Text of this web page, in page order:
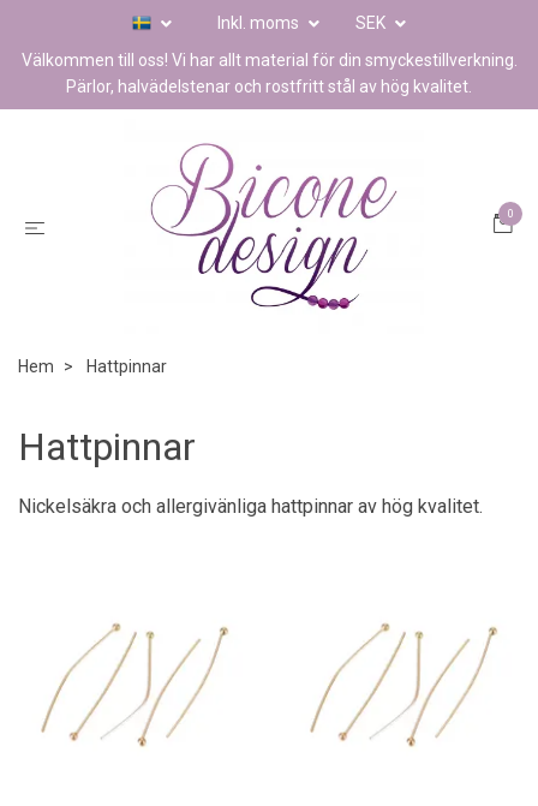
Inkl. moms
SEK
Välkommen till oss! Vi har allt material för din smyckestillverkning.
Pärlor, halvädelstenar och rostfritt stål av hög kvalitet.
0
Hem Hattpinnar
Hattpinnar
Nickelsäkra och allergivänliga hattpinnar av hög kvalitet.